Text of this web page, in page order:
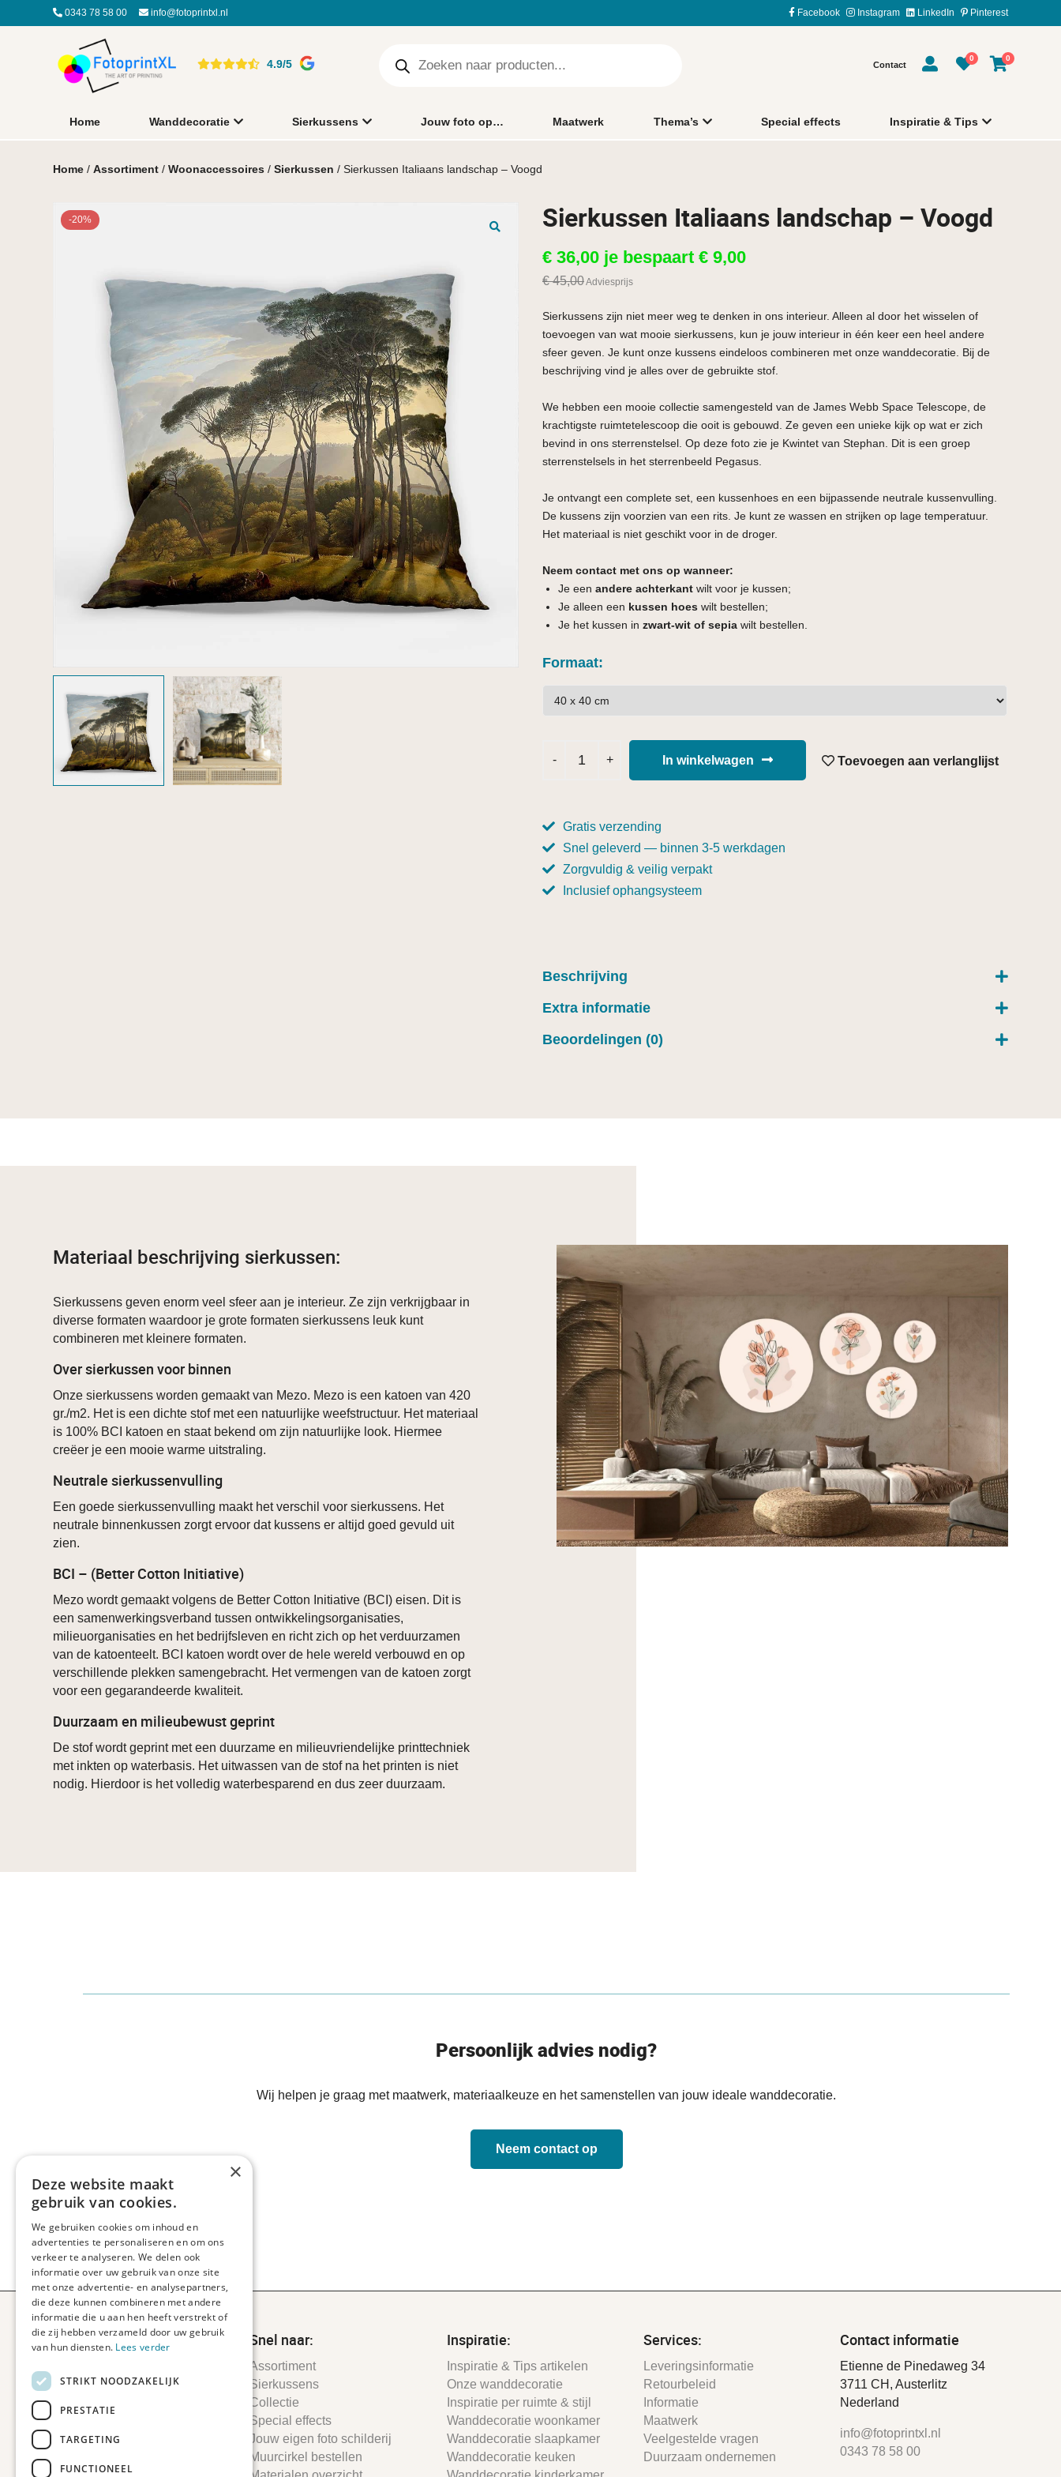
0343 78 58 00 info@fotoprintxl.nl Facebook Instagram LinkedIn Pinterest
4.9/5 Contact
0 0
Home Wanddecoratie Sierkussens Jouw foto op… Maatwerk Thema’s Special effects Inspiratie & Tips
Home /Assortiment /Woonaccessoires /Sierkussen / Sierkussen Italiaans landschap – Voogd
-20% Sierkussen Italiaans landschap – Voogd
€ 36,00 je bespaart € 9,00
€45,00Adviesprijs
Sierkussens zijn niet meer weg te denken in ons interieur. Alleen al door het wisselen of
toevoegen van wat mooie sierkussens, kun je jouw interieur in één keer een heel andere
sfeer geven. Je kunt onze kussens eindeloos combineren met onze wanddecoratie. Bij de
beschrijving vind je alles over de gebruikte stof.
We hebben een mooie collectie samengesteld van de James Webb Space Telescope, de
krachtigste ruimtetelescoop die ooit is gebouwd. Ze geven een unieke kijk op wat er zich
bevind in ons sterrenstelsel. Op deze foto zie je Kwintet van Stephan. Dit is een groep
sterrenstelsels in het sterrenbeeld Pegasus.
Je ontvangt een complete set, een kussenhoes en een bijpassende neutrale kussenvulling.
De kussens zijn voorzien van een rits. Je kunt ze wassen en strijken op lage temperatuur.
Het materiaal is niet geschikt voor in de droger.
Neem contact met ons op wanneer:
Je een andere achterkant wilt voor je kussen;
Je alleen een kussen hoes wilt bestellen;
Je het kussen in zwart-wit of sepia wilt bestellen.
Formaat
In winkelwagen Toevoegen aan verlanglijst
Gratis verzending
Snel geleverd — binnen 3-5 werkdagen
Zorgvuldig & veilig verpakt
Inclusief ophangsysteem
Beschrijving
Extra informatie
Beoordelingen (0)
Materiaal beschrijving sierkussen:
Sierkussens geven enorm veel sfeer aan je interieur. Ze zijn verkrijgbaar in
diverse formaten waardoor je grote formaten sierkussens leuk kunt
combineren met kleinere formaten.
Over sierkussen voor binnen
Onze sierkussens worden gemaakt van Mezo. Mezo is een katoen van 420
gr./m2. Het is een dichte stof met een natuurlijke weefstructuur. Het materiaal
is 100% BCI katoen en staat bekend om zijn natuurlijke look. Hiermee
creëer je een mooie warme uitstraling.
Neutrale sierkussenvulling
Een goede sierkussenvulling maakt het verschil voor sierkussens. Het
neutrale binnenkussen zorgt ervoor dat kussens er altijd goed gevuld uit
zien.
BCI – (Better Cotton Initiative)
Mezo wordt gemaakt volgens de Better Cotton Initiative (BCI) eisen. Dit is
een samenwerkingsverband tussen ontwikkelingsorganisaties,
milieuorganisaties en het bedrijfsleven en richt zich op het verduurzamen
van de katoenteelt. BCI katoen wordt over de hele wereld verbouwd en op
verschillende plekken samengebracht. Het vermengen van de katoen zorgt
voor een gegarandeerde kwaliteit.
Duurzaam en milieubewust geprint
De stof wordt geprint met een duurzame en milieuvriendelijke printtechniek
met inkten op waterbasis. Het uitwassen van de stof na het printen is niet
nodig. Hierdoor is het volledig waterbesparend en dus zeer duurzaam.
Persoonlijk advies nodig?
Wij helpen je graag met maatwerk, materiaalkeuze en het samenstellen van jouw ideale wanddecoratie.
Neem contact op
Snel naar:
Assortiment
Sierkussens
Collectie
Special effects
Jouw eigen foto schilderij
Muurcirkel bestellen
Inspiratie:
Inspiratie & Tips artikelen
Onze wanddecoratie
Inspiratie per ruimte & stijl
Wanddecoratie woonkamer
Wanddecoratie slaapkamer
Wanddecoratie keuken
Services:
Leveringsinformatie
Retourbeleid
Informatie
Maatwerk
Veelgestelde vragen
Duurzaam ondernemen
Contact informatie
Etienne de Pinedaweg 34
3711 CH, Austerlitz
Nederland
info@fotoprintxl.nl
0343 78 58 00
×
Deze website maakt
gebruik van cookies.
We gebruiken cookies om inhoud en
advertenties te personaliseren en om ons
verkeer te analyseren. We delen ook
informatie over uw gebruik van onze site
met onze advertentie- en analysepartners,
die deze kunnen combineren met andere
informatie die u aan hen heeft verstrekt of
die zij hebben verzameld door uw gebruik
van hun diensten. Lees verder
STRIKT NOODZAKELIJK
PRESTATIE
TARGETING
FUNCTIONEEL